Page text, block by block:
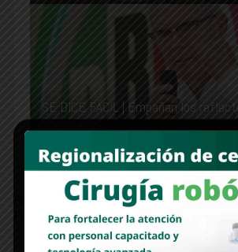
SE DICE FÁCIL | Empañan los
Sheinbaum
Newer Post
PILAR POLÍTICO | ¿Retornará el
Plan C en Sonora?
MERCADO